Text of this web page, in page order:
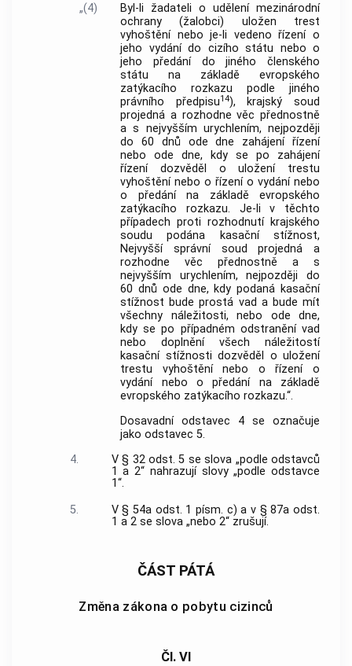
„(4)
Byl-li žadateli o udělení mezinárodní
ochrany (žalobci) uložen trest
vyhoštění nebo je-li vedeno řízení o
jeho vydání do cizího státu nebo o
jeho předání do jiného členského
státu na základě evropského
zatýkacího rozkazu podle jiného
právního předpisu14), krajský soud
projedná a rozhodne věc přednostně
a s nejvyšším urychlením, nejpozději
do 60 dnů ode dne zahájení řízení
nebo ode dne, kdy se po zahájení
řízení dozvěděl o uložení trestu
vyhoštění nebo o řízení o vydání nebo
o předání na základě evropského
zatýkacího rozkazu. Je-li v těchto
případech proti rozhodnutí krajského
soudu podána kasační stížnost,
Nejvyšší správní soud projedná a
rozhodne věc přednostně a s
nejvyšším urychlením, nejpozději do
60 dnů ode dne, kdy podaná kasační
stížnost bude prostá vad a bude mít
všechny náležitosti, nebo ode dne,
kdy se po případném odstranění vad
nebo doplnění všech náležitostí
kasační stížnosti dozvěděl o uložení
trestu vyhoštění nebo o řízení o
vydání nebo o předání na základě
evropského zatýkacího rozkazu.“.
Dosavadní odstavec 4 se označuje
jako odstavec 5.
4.
V § 32 odst. 5 se slova „podle odstavců
1 a 2“ nahrazují slovy „podle odstavce
1“.
5.
V § 54a odst. 1 písm. c) a v § 87a odst.
1 a 2 se slova „nebo 2“ zrušují.
ČÁST PÁTÁ
Změna zákona o pobytu cizinců
Čl. VI